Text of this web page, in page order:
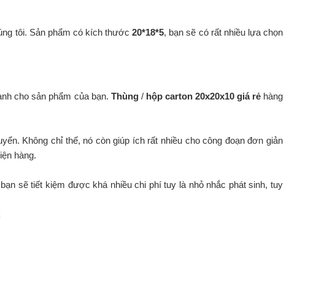
tôi. Sản phẩm có kích thước20*18*5, bạn sẽ có rất nhiều lựa chọn
cho sản phẩm của bạn. Thùng /hộp carton 20x20x10 giá rẻ hàng
Không chỉ thế, nó còn giúp ích rất nhiều cho công đoạn đơn giản
hàng.
sẽ tiết kiệm được khá nhiều chi phí tuy là nhỏ nhắc phát sinh, tuy